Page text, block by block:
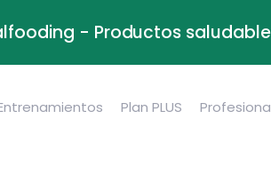
- Productos
Plan PLUS